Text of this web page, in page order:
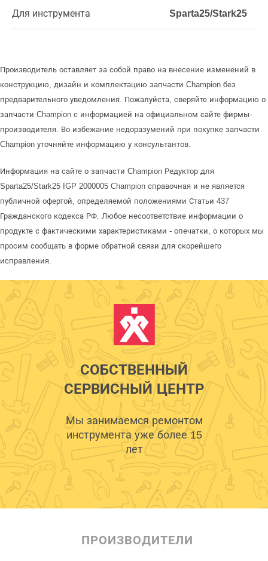
Для инструмента Sparta25/Stark25
Производитель оставляет за собой право на внесение изменений в
конструкцию, дизайн и комплектацию запчасти Champion без
предварительного уведомления. Пожалуйста, сверяйте информацию о
запчасти Champion с информацией на официальном сайте фирмы-
производителя. Во избежание недоразумений при покупке запчасти
Champion уточняйте информацию у консультантов.
Информация на сайте о запчасти Champion Редуктор для
Sparta25/Stark25 IGP 2000005 Champion справочная и не является
публичной офертой, определяемой положениями Статьи 437
Гражданского кодекса РФ. Любое несоответствие информации о
продукте с фактическими характеристиками - опечатки, о которых мы
просим сообщать в форме обратной связи для скорейшего
исправления.
СОБСТВЕННЫЙ
СЕРВИСНЫЙ ЦЕНТР
Мы занимаемся ремонтом
инструмента уже более 15
лет
ПРОИЗВОДИТЕЛИ